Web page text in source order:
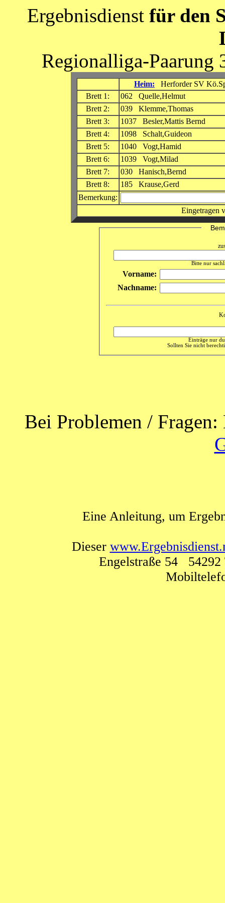
Ergebnisdienst für den
Regionalliga-Paarung
Heim:
Herforder SV
Brett 1:
062 Quelle,Helmut
Brett 2:
039 Klemme,Thomas
Brett 3:
1037 Besler,Mattis Bernd
Brett 4:
1098 Schalt,Guideon
Brett 5:
1040 Vogt,Hamid
Brett 6:
1039 Vogt,Milad
Brett 7:
030 Hanisch,Bernd
Brett 8:
185 Krause,Gerd
Bemerkung:
Eingetragen
Bitte nur
Vorname:
Nachname:
Einträge nur
Sollten Sie nicht
Bei Problemen /
Eine Anleitung, um
Dieser
Engelstraße 54